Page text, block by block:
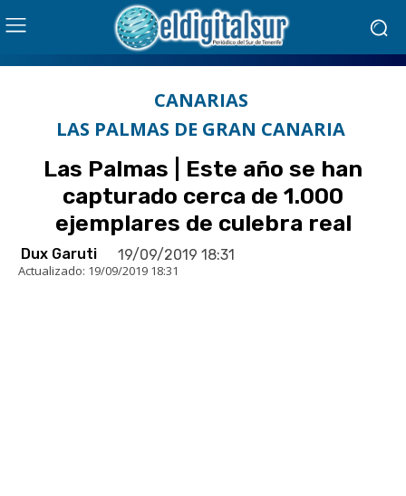
CANARIAS
LAS PALMAS DE GRAN CANARIA
Las Palmas | Este año se han
capturado cerca de 1.000
ejemplares de culebra real
Dux Garuti 19/09/2019 18:31
Actualizado: 19/09/2019 18:31